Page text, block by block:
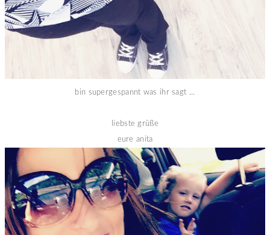
bin supergespannt was ihr sagt ...
liebste grüße
eure anita